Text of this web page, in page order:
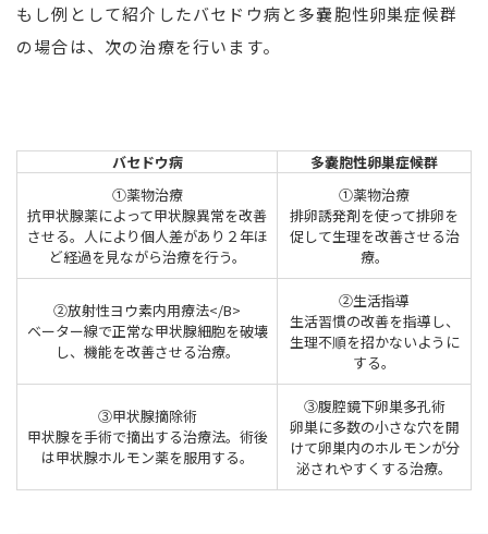
もし例として紹介したバセドウ病と多嚢胞性卵巣症候群
の場合は、次の治療を行います。
バセドウ病
多嚢胞性卵巣症候群
①薬物治療
抗甲状腺薬によって甲状腺異常を改善
させる。人により個人差があり２年ほ
ど経過を見ながら治療を行う。
①薬物治療
排卵誘発剤を使って排卵を
促して生理を改善させる治
療。
②放射性ヨウ素内用療法</B>
ベーター線で正常な甲状腺細胞を破壊
し、機能を改善させる治療。
②生活指導
生活習慣の改善を指導し、
生理不順を招かないように
する。
③甲状腺摘除術
甲状腺を手術で摘出する治療法。術後
は甲状腺ホルモン薬を服用する。
③腹腔鏡下卵巣多孔術
卵巣に多数の小さな穴を開
けて卵巣内のホルモンが分
泌されやすくする治療。